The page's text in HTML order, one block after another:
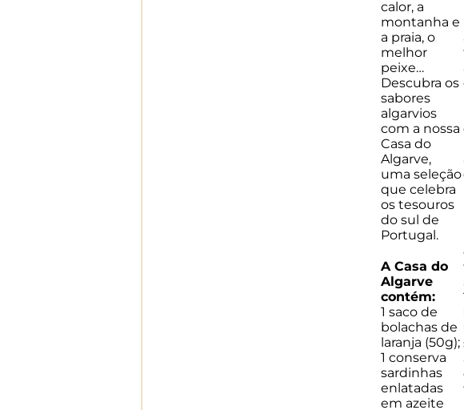
calor, a
montanha e
a praia, o
melhor
peixe…
Descubra os
sabores
algarvios
com a nossa
Casa do
Algarve,
uma seleção
que celebra
os tesouros
do sul de
Portugal.
A Casa do
Algarve
contém:
1 saco de
bolachas de
laranja (50g);
1 conserva
sardinhas
enlatadas
em azeite